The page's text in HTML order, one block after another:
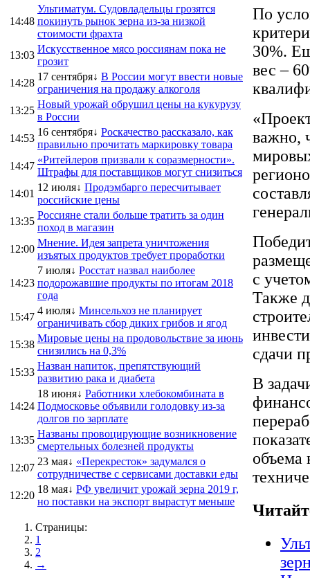
14:48
Ультиматум. Судовладельцы грозятся
покинуть рынок зерна из-за низкой
стоимости фрахта
13:03
Искусственное мясо россиянам пока не
грозит
14:28
17 сентября↓ В России могут ввести новые
ограничения на продажу алкоголя
13:25
Новый урожай обрушил цены на кукурузу
в России
14:53
16 сентября↓ Роскачество рассказало, как
правильно прочитать маркировку товара
14:47
«Ритейлеров призвали к соразмерности».
Штрафы для поставщиков могут снизиться
14:01
12 июля↓ Продэмбарго пересчитывает
российские цены
13:35
Россияне стали больше тратить за один
поход в магазин
12:00
Мнение. Идея запрета уничтожения
изъятых продуктов требует проработки
14:23
7 июля↓ Росстат назвал наиболее
подорожавшие продукты по итогам 2018
года
15:47
4 июля↓ Минсельхоз не планирует
ограничивать сбор диких грибов и ягод
15:38
Мировые цены на продовольствие за июнь
снизились на 0,3%
15:33
Назван напиток, препятствующий
развитию рака и диабета
14:24
18 июня↓ Работники хлебокомбината в
Подмосковье объявили голодовку из-за
долгов по зарплате
13:35
Названы провоцирующие возникновение
смертельных болезней продукты
12:07
23 мая↓ «Перекресток» задумался о
сотрудничестве с сервисами доставки еды
12:20
18 мая↓ РФ увеличит урожай зерна 2019 г,
но поставки на экспорт вырастут меньше
Страницы:
1
2
→
По
30%.
вес –
важно,
с
Также
сдачи
В
объема